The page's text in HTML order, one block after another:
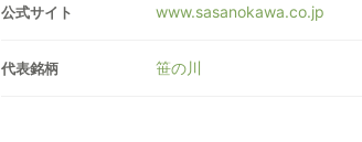
公式サイト www.sasanokawa.co.jp
代表銘柄 笹の川